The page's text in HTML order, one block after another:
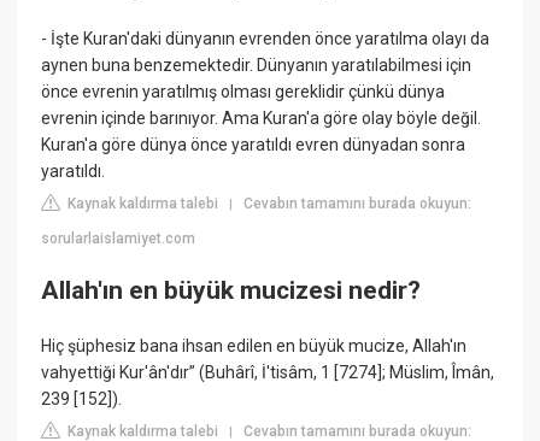
- İşte Kuran'daki dünyanın evrenden önce yaratılma olayı da
aynen buna benzemektedir. Dünyanın yaratılabilmesi için
önce evrenin yaratılmış olması gereklidir çünkü dünya
evrenin içinde barınıyor. Ama Kuran'a göre olay böyle değil.
Kuran'a göre dünya önce yaratıldı evren dünyadan sonra
yaratıldı.
Kaynak kaldırma talebi |Cevabın tamamını burada okuyun:
sorularlaislamiyet.com
Allah'ın en büyük mucizesi nedir?
Hiç şüphesiz bana ihsan edilen en büyük mucize, Allah'ın
vahyettiği Kur'ân'dır” (Buhârî, İ'tisâm, 1 [7274]; Müslim, Îmân,
239 [152]).
Kaynak kaldırma talebi |Cevabın tamamını burada okuyun: